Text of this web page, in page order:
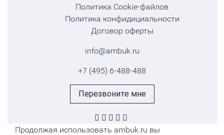
Политика Cookie-файлов
Политика конфидициальности
Договор оферты
info@ambuk.ru
+7 (495) 6-488-488
Перезвоните мне
Продолжая использовать ambuk.ru вы